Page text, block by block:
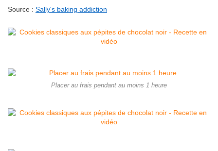
Source : Sally's baking addiction
Placer au frais pendant au moins 1 heure